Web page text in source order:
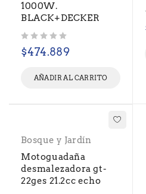
1000W.
BLACK+DECKER
$474.889
AÑADIR AL CARRITO
Bosque y Jardín
Motoguadaña
desmalezadora gt-
22ges 21.2cc echo